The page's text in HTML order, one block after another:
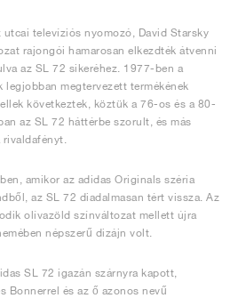
televíziós nyomozó, David Starsky
rajongói hamarosan elkezdték átvenni
az SL 72 sikeréhez. 1977-ben a
legjobban megtervezett termékének
következtek, köztük a 76-os és a 80-
az SL 72 háttérbe szorult, és más
amikor az adidas Originals széria
az SL 72 diadalmasan tért vissza. Az
olívazöld színváltozat mellett újra
népszerű dizájn volt.
SL 72 igazán szárnyra kapott,
Bonnerrel és az ő azonos nevű